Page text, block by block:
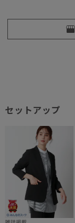
セットアップ